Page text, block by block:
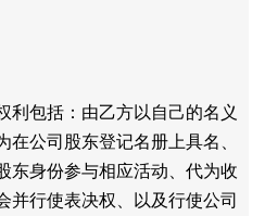
利包括：由乙方以自己的名义
在公司股东登记名册上具名、
东身份参与相应活动、代为收
并行使表决权、以及行使公司